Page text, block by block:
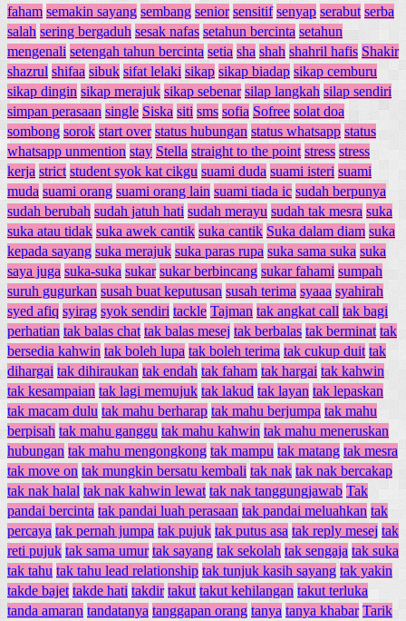
faham semakin sayang sembang senior sensitif senyap serabut serba
salah sering bergaduh sesak nafas setahun bercinta setahun
mengenali setengah tahun bercinta setia sha shah shahril hafis Shakir
shazrul shifaa sibuk sifat lelaki sikap sikap biadap sikap cemburu
sikap dingin sikap merajuk sikap sebenar silap langkah silap sendiri
simpan perasaan single Siska siti sms sofia Sofree solat doa
sombong sorok start over status hubungan status whatsapp status
whatsapp unmention stay Stella straight to the point stress stress
kerja strict student syok kat cikgu suami duda suami isteri suami
muda suami orang suami orang lain suami tiada ic sudah berpunya
sudah berubah sudah jatuh hati sudah merayu sudah tak mesra suka
suka atau tidak suka awek cantik suka cantik Suka dalam diam suka
kepada sayang suka merajuk suka paras rupa suka sama suka suka
saya juga suka-suka sukar sukar berbincang sukar fahami sumpah
suruh gugurkan susah buat keputusan susah terima syaaa syahirah
syed afiq syirag syok sendiri tackle Tajman tak angkat call tak bagi
perhatian tak balas chat tak balas mesej tak berbalas tak berminat tak
bersedia kahwin tak boleh lupa tak boleh terima tak cukup duit tak
dihargai tak dihiraukan tak endah tak faham tak hargai tak kahwin
tak kesampaian tak lagi memujuk tak lakud tak layan tak lepaskan
tak macam dulu tak mahu berharap tak mahu berjumpa tak mahu
berpisah tak mahu ganggu tak mahu kahwin tak mahu meneruskan
hubungan tak mahu mengongkong tak mampu tak matang tak mesra
tak move on tak mungkin bersatu kembali tak nak tak nak bercakap
tak nak halal tak nak kahwin lewat tak nak tanggungjawab Tak
pandai bercinta tak pandai luah perasaan tak pandai meluahkan tak
percaya tak pernah jumpa tak pujuk tak putus asa tak reply mesej tak
reti pujuk tak sama umur tak sayang tak sekolah tak sengaja tak suka
tak tahu tak tahu lead relationship tak tunjuk kasih sayang tak yakin
takde bajet takde hati takdir takut takut kehilangan takut terluka
tanda amaran tandatanya tanggapan orang tanya tanya khabar Tarik